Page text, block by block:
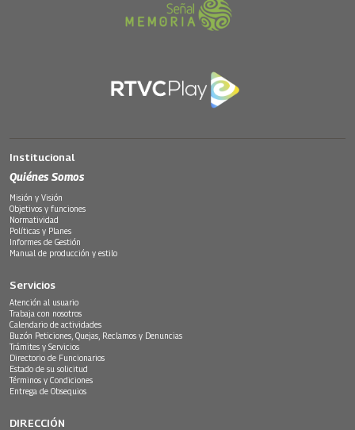
Institucional
Quiénes Somos
Misión y Visión
Objetivos y funciones
Normatividad
Políticas y Planes
Informes de Gestión
Manual de producción y estilo
Servicios
Atención al usuario
Trabaja con nosotros
Calendario de actividades
Buzón Peticiones, Quejas, Reclamos y Denuncias
Trámites y Servicios
Directorio de Funcionarios
Estado de su solicitud
Términos y Condiciones
Entrega de Obsequios
DIRECCIÓN